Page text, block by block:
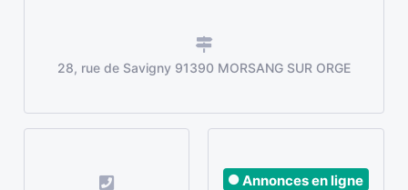
28, rue de Savigny 91390 MORSANG SUR ORGE
Annonces en ligne